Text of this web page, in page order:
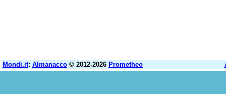
Mondi.it: Almanacco © 2012-2026 Prometheo